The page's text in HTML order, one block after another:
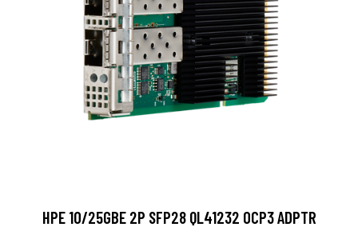
HPE 10/25GBE 2P SFP28 QL41232 OCP3 ADPTR